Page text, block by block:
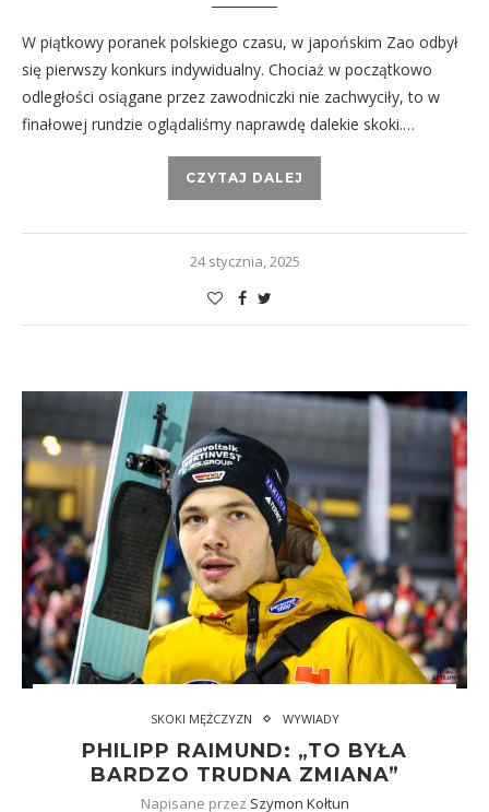
W piątkowy poranek polskiego czasu, w japońskim Zao odbył
się pierwszy konkurs indywidualny. Chociaż w początkowo
odległości osiągane przez zawodniczki nie zachwyciły, to w
finałowej rundzie oglądaliśmy naprawdę dalekie skoki.…
CZYTAJ DALEJ
24 stycznia, 2025
SKOKI MĘŻCZYZN WYWIADY
PHILIPP RAIMUND: „TO BYŁA
BARDZO TRUDNA ZMIANA”
Napisane przez Szymon Kołtun